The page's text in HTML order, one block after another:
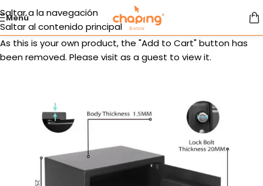
Saltar a la navegación
Saltar al contenido principal
Menú
As this is your own product, the "Add to Cart" button has
been removed. Please visit as a guest to view it.